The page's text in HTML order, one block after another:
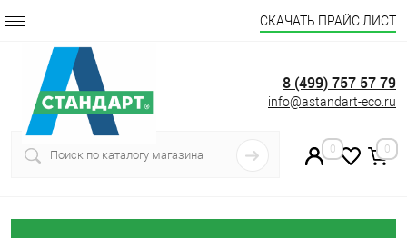
СКАЧАТЬ ПРАЙС ЛИСТ
8 (499) 757 57 79
info@astandart-eco.ru
0 0